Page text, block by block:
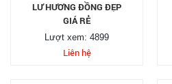
LƯ HƯƠNG ĐỒNG ĐẸP
GIÁ RẺ
Lượt xem: 4899
Liên hệ